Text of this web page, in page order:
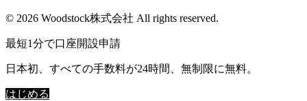
© 2026 Woodstock株式会社 All rights reserved.
最短1分で口座開設申請
日本初、すべての手数料が24時間、無制限に無料。
はじめる